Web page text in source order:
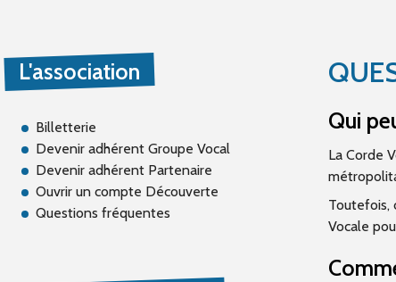
L'association
Billetterie
Devenir adhérent Groupe Vocal
Devenir adhérent Partenaire
Ouvrir un compte Découverte
Questions fréquentes
Qui
La Corde
Toutefois,
Vocale